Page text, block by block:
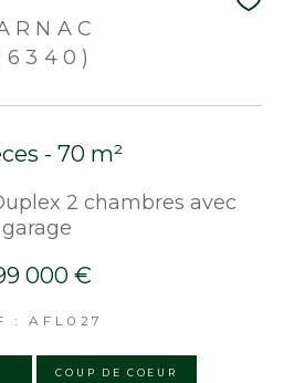
- 70 m²
2 chambres avec
garage
000 €
: AFL027
COUP DE COEUR